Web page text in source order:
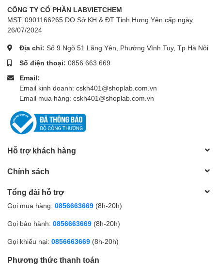
CÔNG TY CỔ PHẦN LABVIETCHEM
MST: 0901166265 DO Sở KH & ĐT Tỉnh Hưng Yên cấp ngày
26/07/2024
Địa chỉ: Số 9 Ngõ 51 Lãng Yên, Phường Vĩnh Tuy, Tp Hà Nội
Số điện thoại: 0856 663 669
Email:
Email kinh doanh: cskh401@shoplab.com.vn
Email mua hàng: cskh401@shoplab.com.vn
Hỗ trợ khách hàng
Chính sách
Tổng đài hỗ trợ
Gọi mua hàng: 0856663669 (8h-20h)
Gọi bảo hành: 0856663669 (8h-20h)
Gọi khiếu nại: 0856663669 (8h-20h)
Phương thức thanh toán